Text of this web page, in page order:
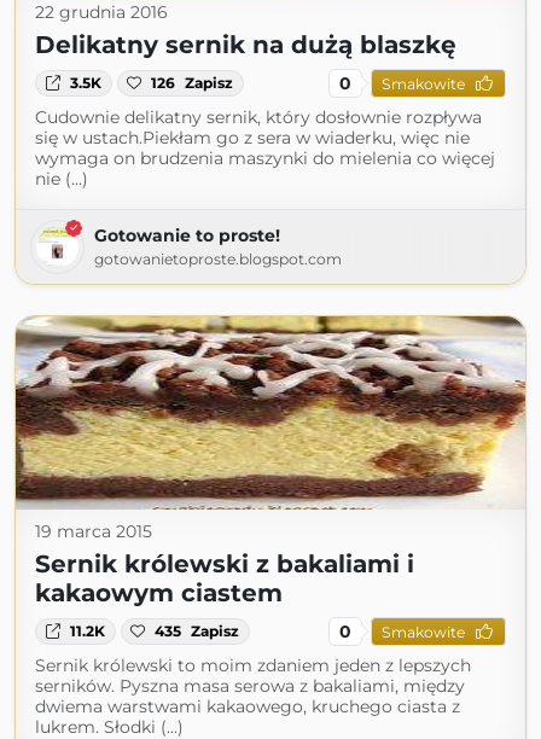
22 grudnia 2016
Delikatny sernik na dużą blaszkę
3.5K 126 Zapisz 0 Smakowite
Cudownie delikatny sernik, który dosłownie rozpływa
się w ustach.Piekłam go z sera w wiaderku, więc nie
wymaga on brudzenia maszynki do mielenia co więcej
nie (...)
Gotowanie to proste!
gotowanietoproste.blogspot.com
19 marca 2015
Sernik królewski z bakaliami i
kakaowym ciastem
11.2K 435 Zapisz 0 Smakowite
Sernik królewski to moim zdaniem jeden z lepszych
serników. Pyszna masa serowa z bakaliami, między
dwiema warstwami kakaowego, kruchego ciasta z
lukrem. Słodki (...)